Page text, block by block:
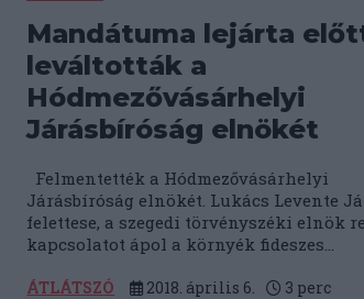
Mandátuma lejárta
leváltották a
Hódmezővásárhelyi
Járásbíróság elnökét
Felmentették a Hódmezővásárhelyi
Járásbíróság elnökét. Lukács Levente
felettese, a szegedi törvényszéki elnök
kapcsolatot ápol a környék fideszes...
ÁTLÁTSZÓ 2018. április 6. 3 perc